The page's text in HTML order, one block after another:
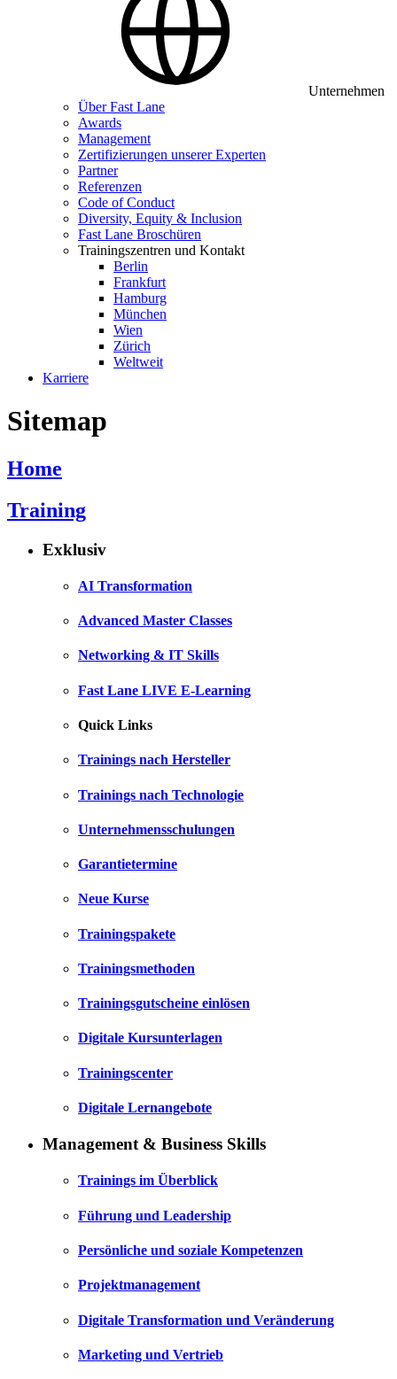
Unternehmen
Über Fast Lane
Awards
Management
Zertifizierungen unserer Experten
Partner
Referenzen
Code of Conduct
Diversity, Equity & Inclusion
Fast Lane Broschüren
Trainingszentren und Kontakt
Berlin
Frankfurt
Hamburg
München
Wien
Zürich
Weltweit
Karriere
Sitemap
Home
Training
Exklusiv
AI Transformation
Advanced Master Classes
Networking & IT Skills
Fast Lane LIVE E-Learning
Quick Links
Trainings nach Hersteller
Trainings nach Technologie
Unternehmensschulungen
Garantietermine
Neue Kurse
Trainingspakete
Trainingsmethoden
Trainingsgutscheine einlösen
Digitale Kursunterlagen
Trainingscenter
Digitale Lernangebote
Management & Business Skills
Trainings im Überblick
Führung und Leadership
Persönliche und soziale Kompetenzen
Projektmanagement
Digitale Transformation und Veränderung
Marketing und Vertrieb